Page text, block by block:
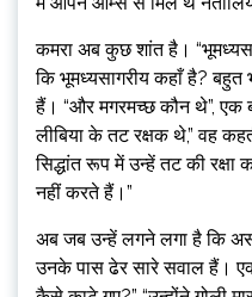
कमरा अब कुछ शांत है।
कि भूमध्यसागरीय कहाँ है? बहुत
हैं। “और मगरमच्छ कौन थे”,
लीबिया के तट रक्षक थे,” वह
सिद्धांत रूप में उन्हें तट की रक्षा
नहीं करते हैं।”
अब जब उन्हें लगने लगा है कि
उनके पास ढेर सारे सवाल हैं।